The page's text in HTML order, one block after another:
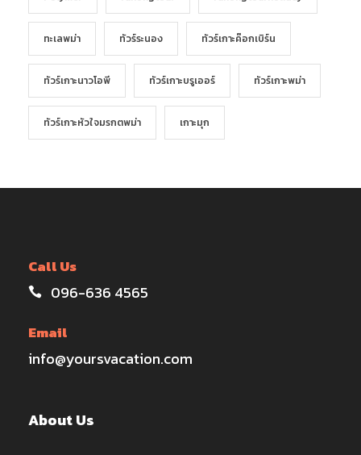
ทะเลพม่า ทัวร์ระนอง ทัวร์เกาะค๊อกเบิร์น
ทัวร์เกาะนาวโอพี ทัวร์เกาะบรูเออร์ ทัวร์เกาะพม่า
ทัวร์เกาะหัวใจมรกตพม่า เกาะมุก
Call Us
096-636 4565
Email
info@yoursvacation.com
About Us